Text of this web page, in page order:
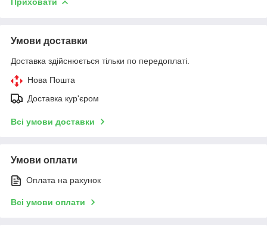
Умови доставки
Доставка здійснюється тільки по передоплаті.
Нова Пошта
Доставка кур'єром
Всі умови доставки
Умови оплати
Оплата на рахунок
Всі умови оплати